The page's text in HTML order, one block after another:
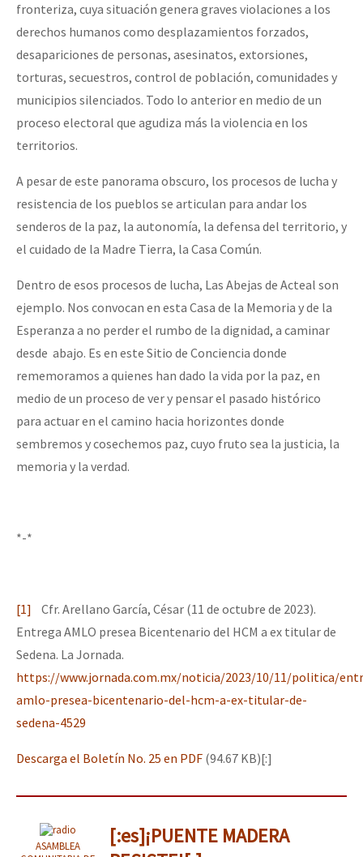
fronteriza, cuya situación genera graves violaciones a los
derechos humanos como desplazamientos forzados,
desapariciones de personas, asesinatos, extorsiones,
torturas, secuestros, control de población, comunidades y
municipios silenciados. Todo lo anterior en medio de un
proceso electoral que agudiza más la violencia en los
territorios.
A pesar de este panorama obscuro, los procesos de lucha y
resistencia de los pueblos se articulan para andar los
senderos de la paz, la autonomía, la defensa del territorio, y
el cuidado de la Madre Tierra, la Casa Común.
Dentro de esos procesos de lucha, Las Abejas de Acteal son
ejemplo. Nos convocan en esta Casa de la Memoria y de la
Esperanza a no perder el rumbo de la dignidad, a caminar
desde abajo. Es en este Sitio de Conciencia donde
rememoramos a quienes han dado la vida por la paz, en
medio de un proceso de ver y pensar el pasado histórico
para actuar en el camino hacia horizontes donde
sembremos y cosechemos paz, cuyo fruto sea la justicia, la
memoria y la verdad.
*-*
[1] Cfr. Arellano García, César (11 de octubre de 2023).
Entrega AMLO presea Bicentenario del HCM a ex titular de
Sedena. La Jornada.
https://www.jornada.com.mx/noticia/2023/10/11/politica/
amlo-presea-bicentenario-del-hcm-a-ex-titular-de-
sedena-4529
Descarga el Boletín No. 25 en PDF (94.67 KB)[:]
ASAMBLEA
[:es]¡PUENTE MADERA